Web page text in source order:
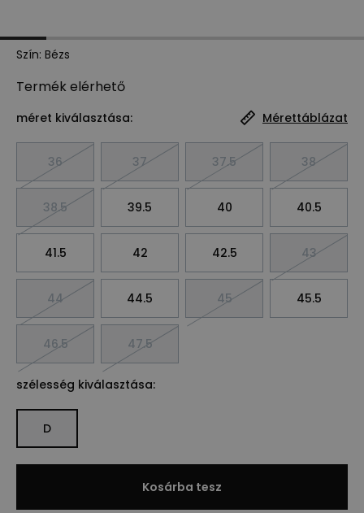
Szín: Bézs
Termék elérhető
méret kiválasztása: Mérettáblázat
36 37 37.5 38
38.5 39.5 40 40.5
41.5 42 42.5 43
44 44.5 45 45.5
46.5 47.5
szélesség kiválasztása:
D
Kosárba tesz